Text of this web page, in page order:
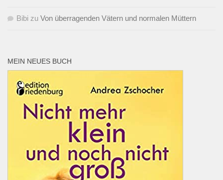
Bibi zu Von überragenden Vätern und normalen Müttern
MEIN NEUES BUCH